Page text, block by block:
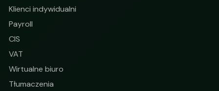
Klienci indywidualni
Payroll
CIS
VAT
Wirtualne biuro
Tłumaczenia